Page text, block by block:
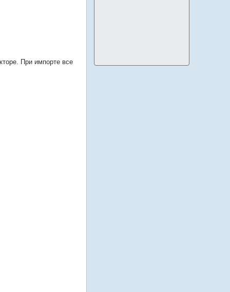
При импорте все